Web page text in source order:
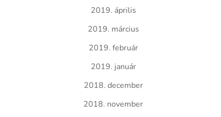
2019. április
2019. március
2019. február
2019. január
2018. december
2018. november